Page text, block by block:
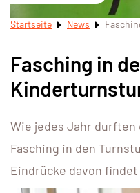
Startseite News
Fasching in
Wie jedes Jahr durften
Fasching in den
Eindrücke davon